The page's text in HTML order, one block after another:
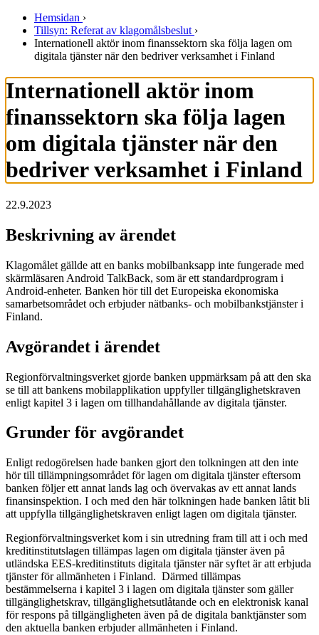
Hemsidan ›
Tillsyn: Referat av klagomålsbeslut ›
Internationell aktör inom finanssektorn ska följa lagen om
digitala tjänster när den bedriver verksamhet i Finland
Internationell aktör inom
finanssektorn ska följa lagen
om digitala tjänster när den
bedriver verksamhet i Finland
22.9.2023
Beskrivning av ärendet
Klagomålet gällde att en banks mobilbanksapp inte fungerade med
skärmläsaren Android TalkBack, som är ett standardprogram i
Android-enheter. Banken hör till det Europeiska ekonomiska
samarbetsområdet och erbjuder nätbanks- och mobilbankstjänster i
Finland.
Avgörandet i ärendet
Regionförvaltningsverket gjorde banken uppmärksam på att den ska
se till att bankens mobilapplikation uppfyller tillgänglighetskraven
enligt kapitel 3 i lagen om tillhandahållande av digitala tjänster.
Grunder för avgörandet
Enligt redogörelsen hade banken gjort den tolkningen att den inte
hör till tillämpningsområdet för lagen om digitala tjänster eftersom
banken följer ett annat lands lag och övervakas av ett annat lands
finansinspektion. I och med den här tolkningen hade banken låtit bli
att uppfylla tillgänglighetskraven enligt lagen om digitala tjänster.
Regionförvaltningsverket kom i sin utredning fram till att i och med
kreditinstitutslagen tillämpas lagen om digitala tjänster även på
utländska EES-kreditinstituts digitala tjänster när syftet är att erbjuda
tjänster för allmänheten i Finland. Därmed tillämpas
bestämmelserna i kapitel 3 i lagen om digitala tjänster som gäller
tillgänglighetskrav, tillgänglighetsutlåtande och en elektronisk kanal
för respons på tillgängligheten även på de digitala banktjänster som
den aktuella banken erbjuder allmänheten i Finland.